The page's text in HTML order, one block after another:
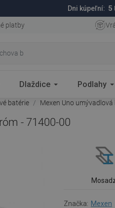
Dni kúpeľní: 5
platby
Dlaždice Podlahy
batérie Mexen Uno
- 71400-00
Značka: Mexen